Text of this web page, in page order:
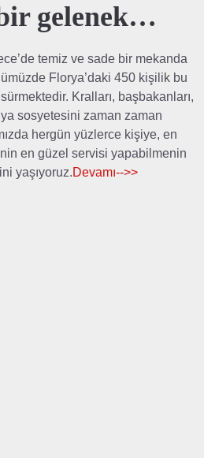
gelenek…
temiz ve sade bir mekanda
Florya’daki 450 kişilik bu
Kralları, başbakanları,
sosyetesini zaman zaman
hergün yüzlerce kişiye, en
en güzel servisi yapabilmenin
yaşıyoruz.Devamı-->>